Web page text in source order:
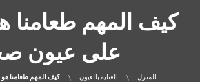
كيف المهم طعامنا
على عيون
المنزل العناية بالعيون كيف المهم طعامنا